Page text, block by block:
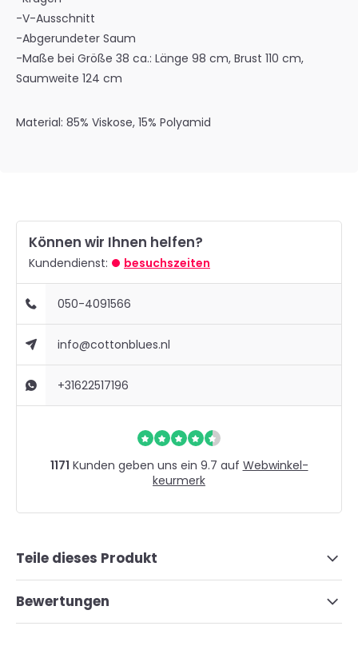
-V-Ausschnitt
-Abgerundeter Saum
-Maße bei Größe 38 ca.: Länge 98 cm, Brust 110 cm,
Saumweite 124 cm
Material: 85% Viskose, 15% Polyamid
Können wir Ihnen helfen?
Kundendienst: besuchszeiten
050-4091566
info@cottonblues.nl
+31622517196
1171 Kunden geben uns ein 9.7 auf Webwinkel-
keurmerk
Teile dieses Produkt
Bewertungen